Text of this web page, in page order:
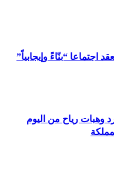
اجتماعا “بنّاءً وإيجابياً”
وهبات رياح من اليوم